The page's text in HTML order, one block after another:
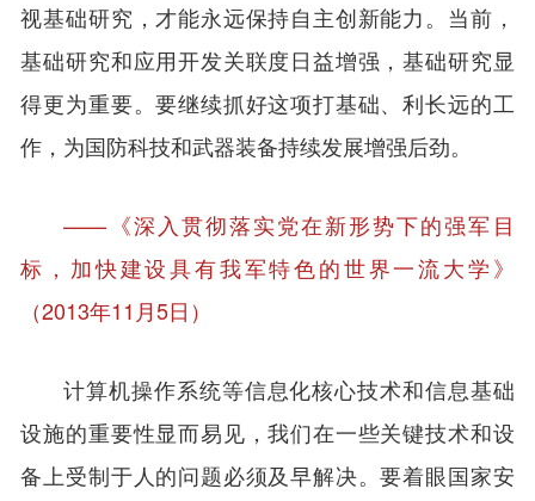
视基础研究，才能永远保持自主创新能力。当前，
基础研究和应用开发关联度日益增强，基础研究显
得更为重要。要继续抓好这项打基础、利长远的工
作，为国防科技和武器装备持续发展增强后劲。
——《深入贯彻落实党在新形势下的强军目
标，加快建设具有我军特色的世界一流大学》
（2013年11月5日）
计算机操作系统等信息化核心技术和信息基础
设施的重要性显而易见，我们在一些关键技术和设
备上受制于人的问题必须及早解决。要着眼国家安